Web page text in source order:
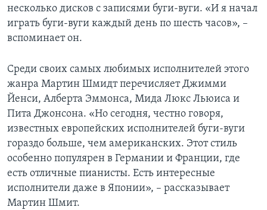
несколько дисков с записями буги-вуги. «И я начал
играть буги-вуги каждый день по шесть часов», –
вспоминает он.
Среди своих самых любимых исполнителей этого
жанра Мартин Шмидт перечисляет Джимми
Йенси, Алберта Эммонса, Мида Люкс Льюиса и
Пита Джонсона. «Но сегодня, честно говоря,
известных европейских исполнителей буги-вуги
гораздо больше, чем американских. Этот стиль
особенно популярен в Германии и Франции, где
есть отличные пианисты. Есть интересные
исполнители даже в Японии», – рассказывает
Мартин Шмит.